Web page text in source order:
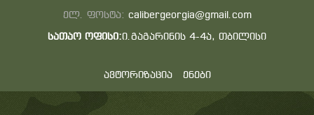
ელ. ფოსტა: calibergeorgia@gmail.com
სათაო ოფისი:ი.გაგარინის 4-4ა, თბილისი
ავტორიზაცია ენები